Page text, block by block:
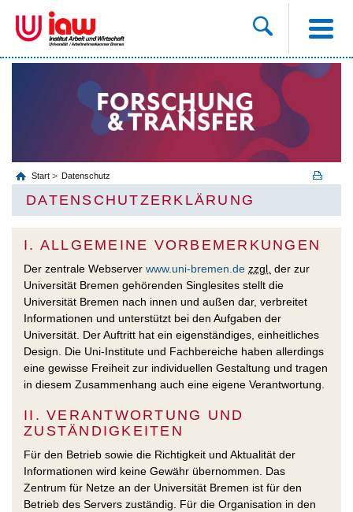
Start Datenschutz
DATENSCHUTZERKLÄRUNG
I. ALLGEMEINE VORBEMERKUNGEN
Der zentrale Webserver www.uni-bremen.de zzgl. der zur
Universität Bremen gehörenden Singlesites stellt die
Universität Bremen nach innen und außen dar, verbreitet
Informationen und unterstützt bei den Aufgaben der
Universität. Der Auftritt hat ein eigenständiges, einheitliches
Design. Die Uni-Institute und Fachbereiche haben allerdings
eine gewisse Freiheit zur individuellen Gestaltung und tragen
in diesem Zusammenhang auch eine eigene Verantwortung.
II. VERANTWORTUNG UND
ZUSTÄNDIGKEITEN
Für den Betrieb sowie die Richtigkeit und Aktualität der
Informationen wird keine Gewähr übernommen. Das
Zentrum für Netze an der Universität Bremen ist für den
Betrieb des Servers zuständig. Für die Organisation in den